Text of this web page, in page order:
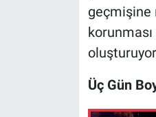
geçmişine
Üç Gün